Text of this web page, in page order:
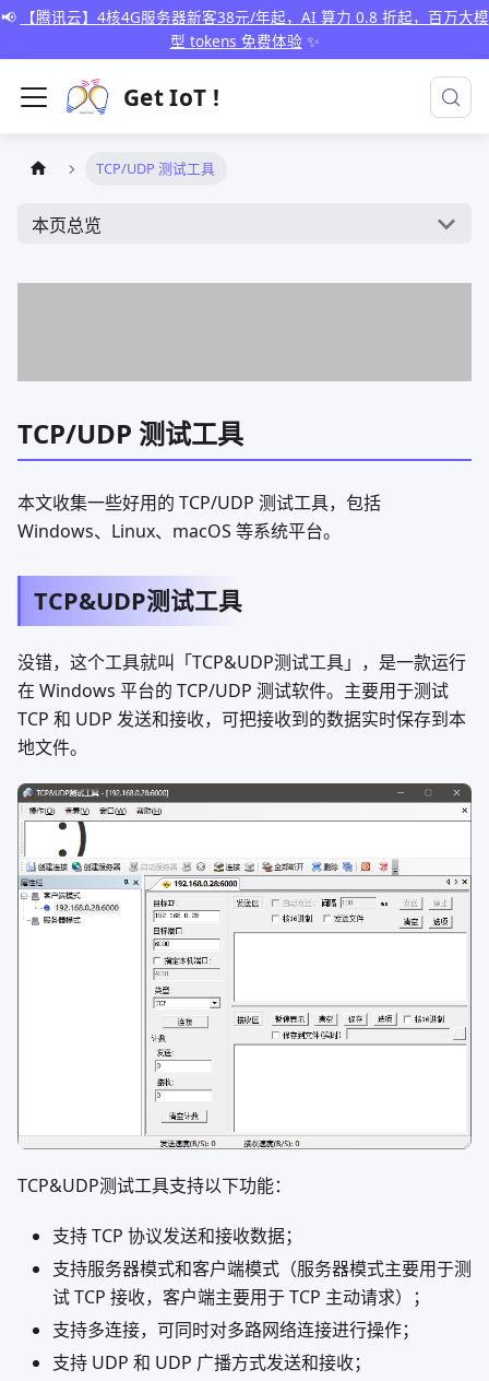
📢
【腾讯云】4核4G服务器新客38元/年起，AI 算力 0.8 折起，百万大模
型 tokens 免费体验 ✨
Get IoT !
TCP/UDP 测试工具
本页总览
TCP/UDP 测试工具
本文收集一些好用的 TCP/UDP 测试工具，包括
Windows、Linux、macOS 等系统平台。
TCP&UDP测试工具
没错，这个工具就叫「TCP&UDP测试工具」，是一款运行
在 Windows 平台的 TCP/UDP 测试软件。主要用于测试
TCP 和 UDP 发送和接收，可把接收到的数据实时保存到本
地文件。
TCP&UDP测试工具支持以下功能：
支持 TCP 协议发送和接收数据；
支持服务器模式和客户端模式（服务器模式主要用于测
试 TCP 接收，客户端主要用于 TCP 主动请求）；
支持多连接，可同时对多路网络连接进行操作；
支持 UDP 和 UDP 广播方式发送和接收；